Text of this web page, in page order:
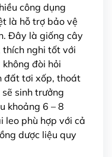
công dụng
là hỗ trợ bảo vệ
Đây là giống cây
thích nghi tốt với
đòi hỏi
đất tơi xốp, thoát
sinh trưởng
khoảng 6 – 8
leo phù hợp với cả
dược liệu quy